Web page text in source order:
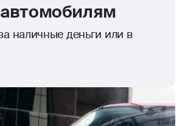
наличные деньги или в